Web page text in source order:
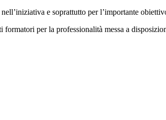
e soprattutto per l’importante
per la professionalità messa a